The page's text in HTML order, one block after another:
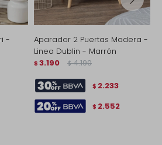
-
Aparador 2 Puertas Madera -
Linea Dublin - Marrón
$ 3.190 $ 4.190
$ 2.233
$ 2.552